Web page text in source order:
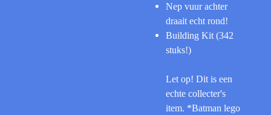
Nep vuur achter
draait echt rond!
Building Kit (342
stuks!)
Let op! Dit is een
echte collecter's
item. *Batman lego